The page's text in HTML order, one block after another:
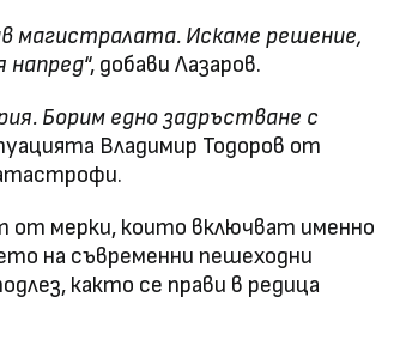
магистралата. Искаме решение,
напред“, добави Лазаров.
Борим едно задръстване с
Владимир Тодоров от
от мерки, които включват именно
на съвременни пешеходни
както се прави в редица